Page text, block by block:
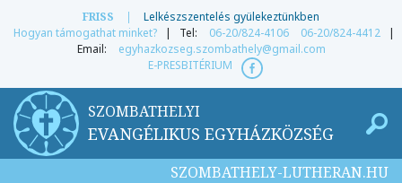
FRISS |
Lelkészszentelés gyülekeztünkben
Hogyan támogathat minket? | Tel: 06-20/824-4106 06-20/824-4412 |
Email:
egyhazkozseg.szombathely@gmail.com
E-PRESBITÉRIUM
SZOMBATHELYI
EVANGÉLIKUS EGYHÁZKÖZSÉG
SZOMBATHELY-LUTHERAN.HU